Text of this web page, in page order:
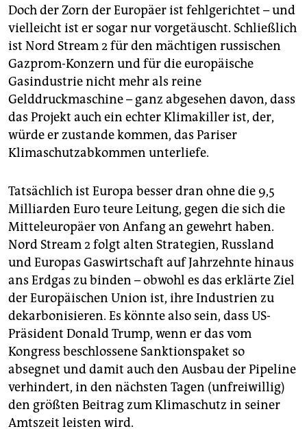
Doch der Zorn der Europäer ist fehlgerichtet – und
vielleicht ist er sogar nur vorgetäuscht. Schließlich
ist Nord Stream 2 für den mächtigen russischen
Gazprom-Konzern und für die europäische
Gasindustrie nicht mehr als reine
Gelddruckmaschine – ganz abgesehen davon, dass
das Projekt auch ein echter Klimakiller ist, der,
würde er zustande kommen, das Pariser
Klimaschutzabkommen unterliefe.
Tatsächlich ist Europa besser dran ohne die 9,5
Milliarden Euro teure Leitung, gegen die sich die
Mitteleuropäer von Anfang an gewehrt haben.
Nord Stream 2 folgt alten Strategien, Russland
und Europas Gaswirtschaft auf Jahrzehnte hinaus
ans Erdgas zu binden – obwohl es das erklärte Ziel
der Europäischen Union ist, ihre Industrien zu
dekarbonisieren. Es könnte also sein, dass US-
Präsident Donald Trump, wenn er das vom
Kongress beschlossene Sanktionspaket so
absegnet und damit auch den Ausbau der Pipeline
verhindert, in den nächsten Tagen (unfreiwillig)
den größten Beitrag zum Klimaschutz in seiner
Amtszeit leisten wird.